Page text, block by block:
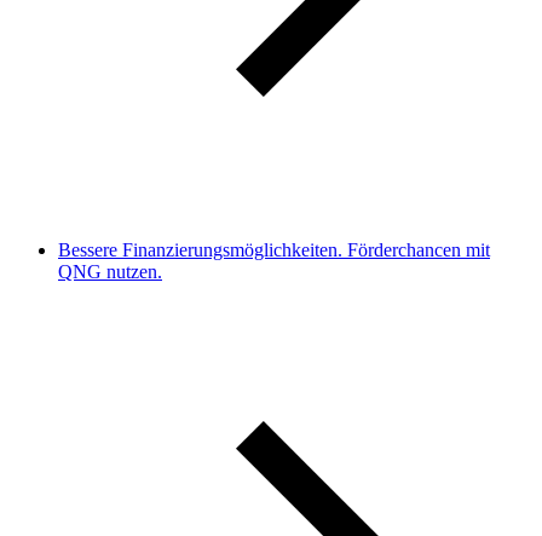
Bessere Finanzierungsmöglichkeiten. Förderchancen mit
QNG nutzen.